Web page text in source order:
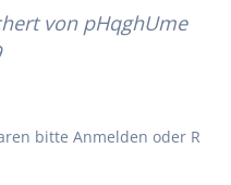
von pHqghUme
bitte Anmelden oder R